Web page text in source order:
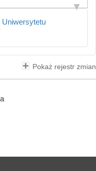
Pokaż rejestr zmian